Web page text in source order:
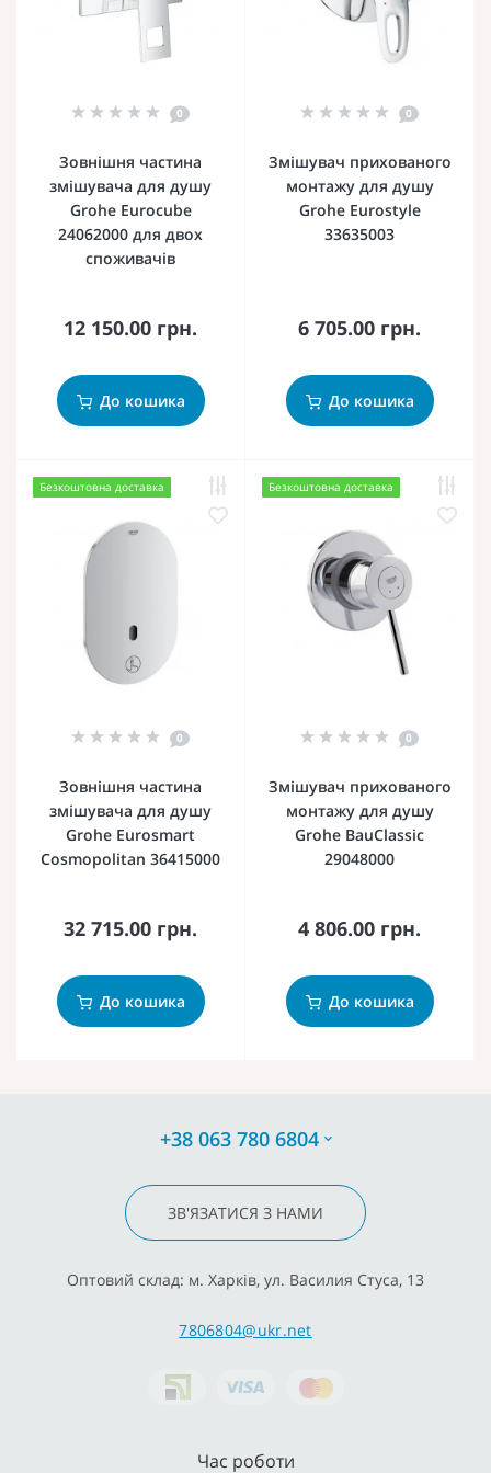
0
Зовнішня частина
змішувача для душу
Grohe Eurocube
24062000 для двох
споживачів
12 150.00 грн.
До кошика
0
Змішувач прихованого
монтажу для душу
Grohe Eurostyle
33635003
6 705.00 грн.
До кошика
Безкоштовна доставка
0
Зовнішня частина
змішувача для душу
Grohe Eurosmart
Cosmopolitan 36415000
32 715.00 грн.
До кошика
Безкоштовна доставка
0
Змішувач прихованого
монтажу для душу
Grohe BauClassic
29048000
4 806.00 грн.
До кошика
+38 063 780 6804
ЗВ'ЯЗАТИСЯ З НАМИ
Оптовий склад: м. Харків, ул. Василия Стуса, 13
7806804@ukr.net
Час роботи